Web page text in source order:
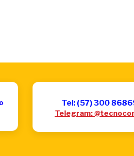
Tel: (57) 300
Telegram: